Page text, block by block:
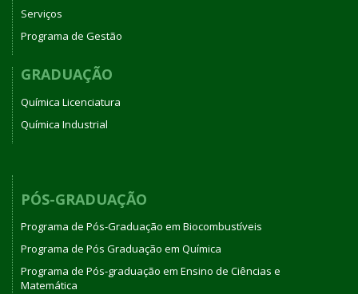
Serviços
Programa de Gestão
GRADUAÇÃO
Química Licenciatura
Química Industrial
PÓS-GRADUAÇÃO
Programa de Pós-Graduação em Biocombustíveis
Programa de Pós Graduação em Química
Programa de Pós-graduação em Ensino de Ciências e
Matemática